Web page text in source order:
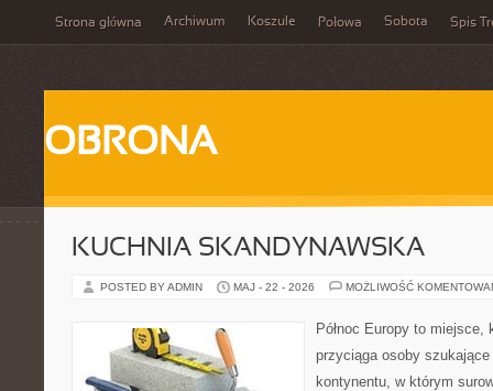
Strona główna Archiwum Koszule Połowa Sobota Spis
OBRONA
KUCHNIA SKANDYNAWSKA
POSTED BY ADMIN MAJ - 22 - 2026 MOŻLIWOŚĆ
Północ Europy to miejsce,
przyciąga osoby
kontynentu, w którym